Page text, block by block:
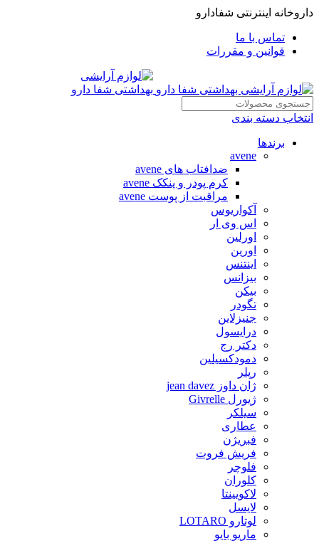
داروخانه اینترنتی شفادارو
تماس با ما
قوانین و مقررات
انتخاب دسته بندی
برندها
avene
ضدافتاب های avene
کرم پودر و پنکک avene
مراقبت از پوست avene
آکواریوس
اس وی ار
اورلین
اورین
اینتنس
بیزانس
بیکن
تگودر
جنیزلاین
درایسول
دکتر رج
دمودکسیلین
رپلر
ژان داوز jean davez
ژیورل Givrelle
سیلکر
عطاری
فبریژن
فریش فروت
فلوچر
کلوران
لاکویینتا
لایسل
لوتارو LOTARO
ماریو بایو